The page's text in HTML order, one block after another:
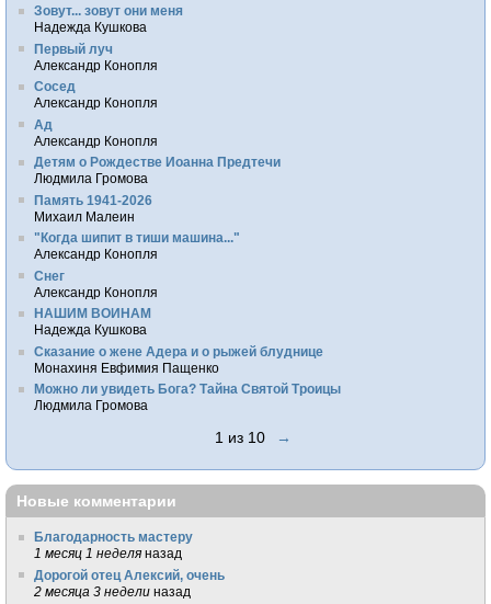
Зовут... зовут они меня
Надежда Кушкова
Первый луч
Александр Конопля
Сосед
Александр Конопля
Ад
Александр Конопля
Детям о Рождестве Иоанна Предтечи
Людмила Громова
Память 1941-2026
Михаил Малеин
"Когда шипит в тиши машина..."
Александр Конопля
Снег
Александр Конопля
НАШИМ ВОИНАМ
Надежда Кушкова
Сказание о жене Адера и о рыжей блуднице
Монахиня Евфимия Пащенко
Можно ли увидеть Бога? Тайна Святой Троицы
Людмила Громова
1 из 10 →
Новые комментарии
Благодарность мастеру
1 месяц 1 неделя назад
Дорогой отец Алексий, очень
2 месяца 3 недели назад